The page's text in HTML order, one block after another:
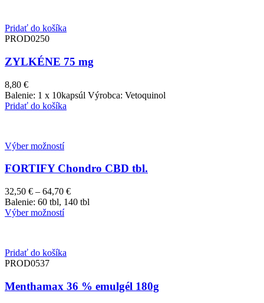
Pridať do košíka
PROD0250
ZYLKÉNE 75 mg
8,80 €
Balenie: 1 x 10kapsúl Výrobca: Vetoquinol
Pridať do košíka
Výber možností
FORTIFY Chondro CBD tbl.
32,50 € – 64,70 €Price
range:
Balenie: 60 tbl, 140 tbl
Výber možností
Pridať do košíka
PROD0537
Menthamax 36 % emulgél 180g